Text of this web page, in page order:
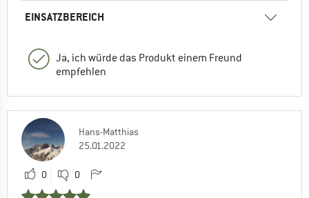
EINSATZBEREICH
Ja, ich würde das Produkt einem Freund
empfehlen
Hans-Matthias
25.01.2022
0 0